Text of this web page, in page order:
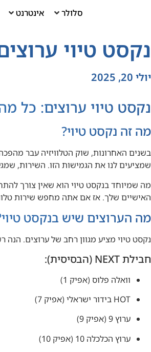
סלולר אינטרנט
נקסט טיוי
יולי 20, 2025
נקסט טיוי ערוצים: כל
מה זה נקסט טיוי?
בשנים האחרונות, שוק הטלוויזיה עבר
שמציעים לנו את הגמישות הזו. השירות,
מה שמיוחד בנקסט טיוי הוא שאין צורך
האישיים שלך. אז אם אתה מחפש שירות
מה הערוצים שיש בנקסט
נקסט טיוי מציע מגוון רחב של ערוצים.
חבילת NEXT (הבסיסית):
וואלה פלוס (אפיק 1)
HOT בידור ישראלי (אפיק 7)
ערוץ 9 (אפיק 9)
ערוץ הכלכלה 10 (אפיק 10)